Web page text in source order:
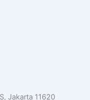
Jakarta 11620